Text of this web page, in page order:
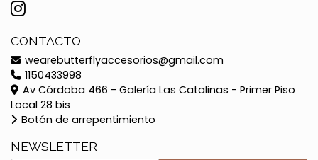
CONTACTO
wearebutterflyaccesorios@gmail.com
1150433998
Av Córdoba 466 - Galería Las Catalinas - Primer Piso
Local 28 bis
Botón de arrepentimiento
NEWSLETTER